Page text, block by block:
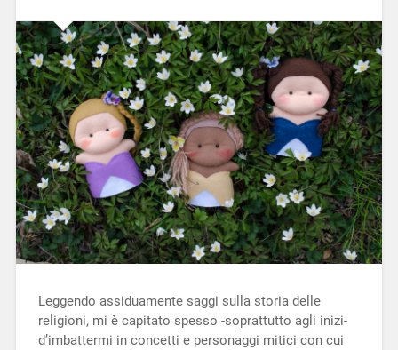
Leggendo assiduamente saggi sulla storia delle
religioni, mi è capitato spesso -soprattutto agli inizi-
d’imbattermi in concetti e personaggi mitici con cui